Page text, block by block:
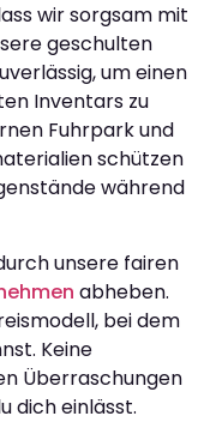
wir sorgsam mit
geschulten
um einen
Inventars zu
Fuhrpark und
schützen
während
unsere fairen
abheben.
bei dem
Keine
Überraschungen
dich einlässt.